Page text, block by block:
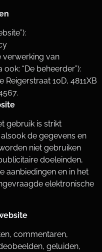
van
“De beheerder”):
10D, 4811XB
gebruik is strikt
de gegevens en
niet gebruiken
doeleinden,
aanbiedingen en in het
elektronische
commentaren,
geluiden,